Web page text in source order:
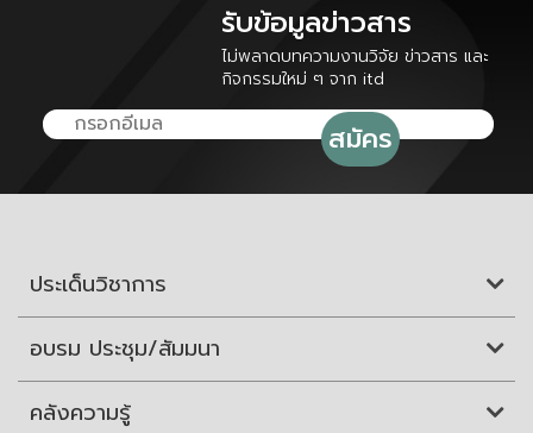
รับข้อมูลข่าวสาร
ไม่พลาดบทความงานวิจัย ข่าวสาร และ
กิจกรรมใหม่ ๆ จาก itd
ประเด็นวิชาการ
อบรม ประชุม/สัมมนา
คลังความรู้